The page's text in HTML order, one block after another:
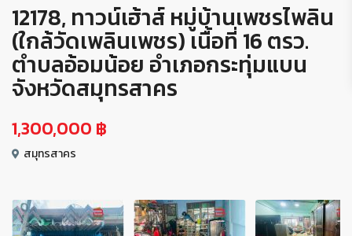
12178, ทาวน์เฮ้าส์ หมู่บ้านเพชรไพลิน
(ใกล้วัดเพลินเพชร) เนื้อที่ 16 ตรว.
ตำบลอ้อมน้อย อำเภอกระทุ่มแบน
จังหวัดสมุทรสาคร
1,300,000 ฿
สมุทรสาคร